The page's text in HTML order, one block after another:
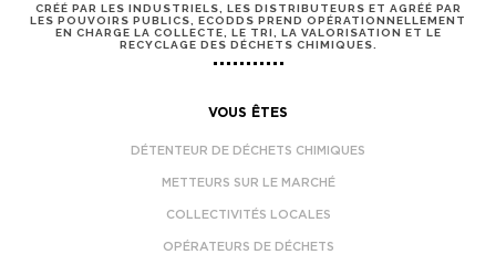
CRÉÉ PAR LES INDUSTRIELS, LES DISTRIBUTEURS ET AGRÉÉ PAR
LES POUVOIRS PUBLICS, ECODDS PREND OPÉRATIONNELLEMENT
EN CHARGE LA COLLECTE, LE TRI, LA VALORISATION ET LE
RECYCLAGE DES DÉCHETS CHIMIQUES.
VOUS ÊTES
DÉTENTEUR DE DÉCHETS CHIMIQUES
METTEURS SUR LE MARCHÉ
COLLECTIVITÉS LOCALES
OPÉRATEURS DE DÉCHETS